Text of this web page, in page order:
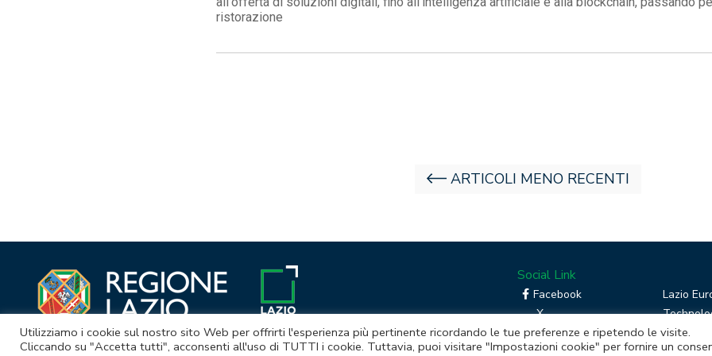
ristorazione
ARTICOLI MENO RECENTI
Social Link
Facebook
X
Linkedin
RSS
Lazio
Boost
Utilizziamo i cookie sul nostro sito Web per offrirti l'esperienza più pertinente ricordando le tue preferenze e ripetendo le visite.
Cliccando su "Accetta tutti", acconsenti all'uso di TUTTI i cookie. Tuttavia, puoi visitare "Impostazioni cookie" per fornire un